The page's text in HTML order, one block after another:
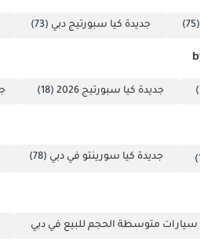
(75) جديدة كيا سبورتيج دبي (73)
جديدة كيا سبورتيج 2026 (18)
جديدة كيا سورينتو في دبي (78)
سيارات متوسطة الحجم للبيع في دبي